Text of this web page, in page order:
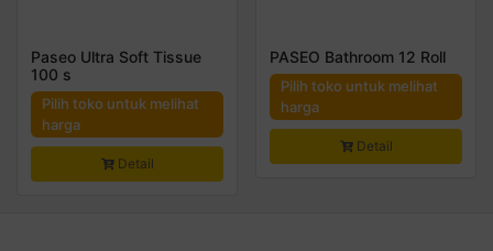
Paseo Ultra Soft Tissue
100 s
Pilih toko untuk melihat
harga
Detail
PASEO Bathroom 12 Roll
Pilih toko untuk melihat
harga
Detail